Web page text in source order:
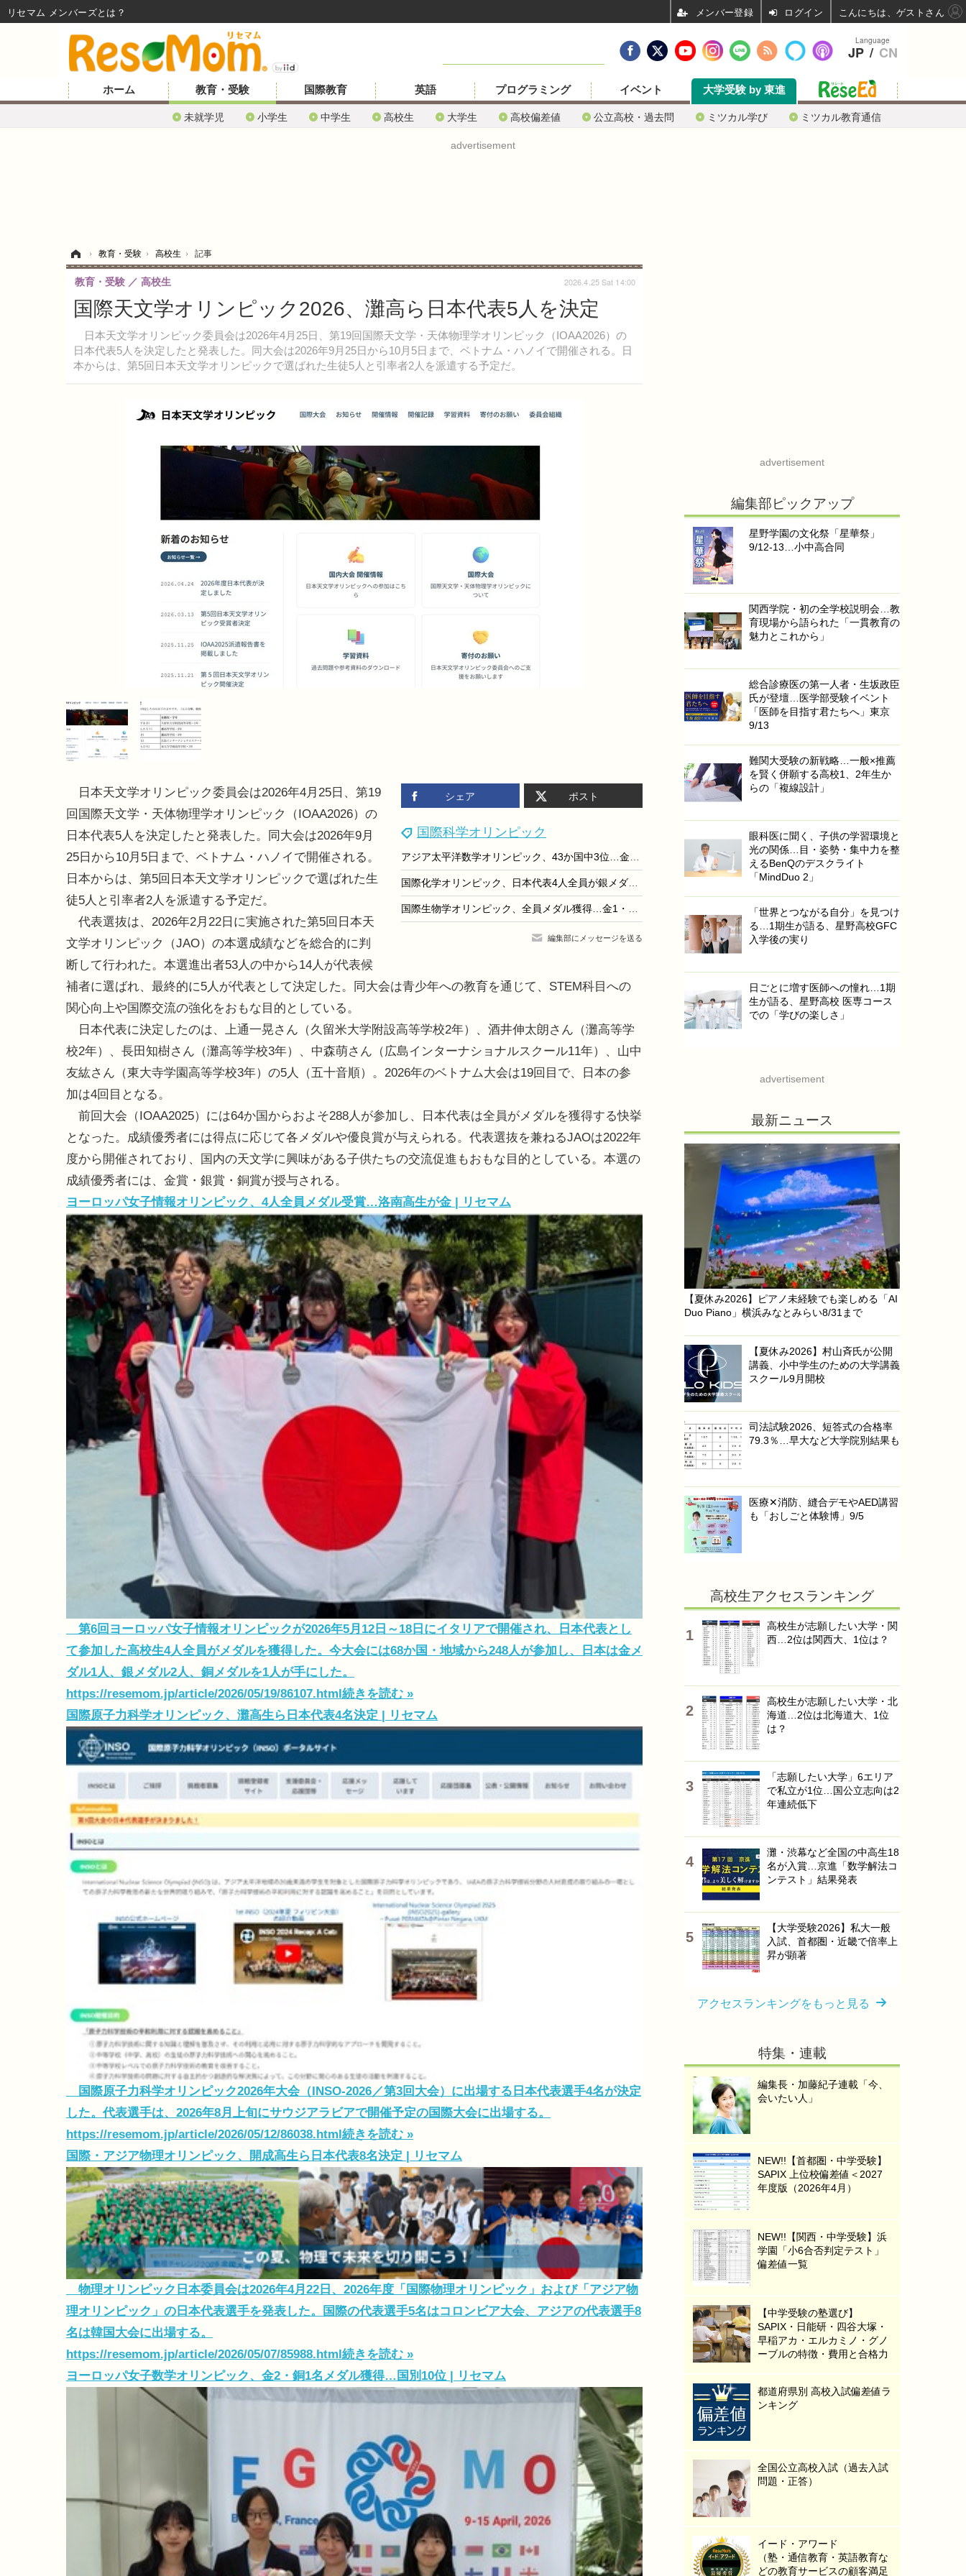
ホーム 教育・受験
未就学児 小学生 中学生 高校生 大学生 高校偏差値 公立高校・過去問 ミツカル学び ミツカル教育通信
国際教育 英語 プログラミング イベント 大学受験 by 東進
advertisement
› 教育・受験 › 高校生 › 記事
国際天文学オリンピック2026、灘高ら日本代表5人を決定
日本天文学オリンピック委員会は2026年4月25日、第19回国際天文学・天体物理学オリンピック（IOAA2026）の
日本代表5人を決定したと発表した。同大会は2026年9月25日から10月5日まで、ベトナム・ハノイで開催される。日
本からは、第5回日本天文学オリンピックで選ばれた生徒5人と引率者2人を派遣する予定だ。
教育・受験 高校生 2026.4.25 Sat 14:00
シェア ポスト
国際科学オリンピック
アジア太平洋数学オリンピック、43か国中3位…金1・銀2・銅4名
国際化学オリンピック、日本代表4人全員が銀メダル獲得
国際生物学オリンピック、全員メダル獲得…金1・銀2・銅1
編集部にメッセージを送る
日本天文学オリンピック委員会は2026年4月25日、第19
回国際天文学・天体物理学オリンピック（IOAA2026）の
日本代表5人を決定したと発表した。同大会は2026年9月
25日から10月5日まで、ベトナム・ハノイで開催される。
日本からは、第5回日本天文学オリンピックで選ばれた生
徒5人と引率者2人を派遣する予定だ。
代表選抜は、2026年2月22日に実施された第5回日本天
文学オリンピック（JAO）の本選成績などを総合的に判
断して行われた。本選進出者53人の中から14人が代表候
補者に選ばれ、最終的に5人が代表として決定した。同大会は青少年への教育を通じて、STEM科目への
関心向上や国際交流の強化をおもな目的としている。
日本代表に決定したのは、上通一晃さん（久留米大学附設高等学校2年）、酒井伸太朗さん（灘高等学
校2年）、長田知樹さん（灘高等学校3年）、中森萌さん（広島インターナショナルスクール11年）、山中
友紘さん（東大寺学園高等学校3年）の5人（五十音順）。2026年のベトナム大会は19回目で、日本の参
加は4回目となる。
前回大会（IOAA2025）には64か国からおよそ288人が参加し、日本代表は全員がメダルを獲得する快挙
となった。成績優秀者には得点に応じて各メダルや優良賞が与えられる。代表選抜を兼ねるJAOは2022年
度から開催されており、国内の天文学に興味がある子供たちの交流促進もおもな目的としている。本選の
成績優秀者には、金賞・銀賞・銅賞が授与される。
ヨーロッパ女子情報オリンピック、4人全員メダル受賞…洛南高生が金 | リセマム
第6回ヨーロッパ女子情報オリンピックが2026年5月12日～18日にイタリアで開催され、日本代表とし
て参加した高校生4人全員がメダルを獲得した。今大会には68か国・地域から248人が参加し、日本は金メ
ダル1人、銀メダル2人、銅メダルを1人が手にした。
https://resemom.jp/article/2026/05/19/86107.html続きを読む »
国際原子力科学オリンピック、灘高生ら日本代表4名決定 | リセマム
国際原子力科学オリンピック2026年大会（INSO-2026／第3回大会）に出場する日本代表選手4名が決定
した。代表選手は、2026年8月上旬にサウジアラビアで開催予定の国際大会に出場する。
https://resemom.jp/article/2026/05/12/86038.html続きを読む »
国際・アジア物理オリンピック、開成高生ら日本代表8名決定 | リセマム
物理オリンピック日本委員会は2026年4月22日、2026年度「国際物理オリンピック」および「アジア物
理オリンピック」の日本代表選手を発表した。国際の代表選手5名はコロンビア大会、アジアの代表選手8
名は韓国大会に出場する。
https://resemom.jp/article/2026/05/07/85988.html 続きを読む »
ヨーロッパ女子数学オリンピック、金2・銅1名メダル獲得…国別10位 | リセマム
advertisement
編集部ピックアップ
星野学園の文化祭「星華祭」
9/12-13…小中高合同
関西学院・初の全学校説明会…教
育現場から語られた「一貫教育の
魅力とこれから」
総合診療医の第一人者・生坂政臣
氏が登壇…医学部受験イベント
「医師を目指す君たちへ」東京
9/13
難関大受験の新戦略…一般×推薦
を賢く併願する高校1、2年生か
らの「複線設計」
眼科医に聞く、子供の学習環境と
光の関係…目・姿勢・集中力を整
えるBenQのデスクライト
「MindDuo 2」
「世界とつながる自分」を見つけ
る…1期生が語る、星野高校GFC
入学後の実り
日ごとに増す医師への憧れ…1期
生が語る、星野高校 医専コース
での「学びの楽しさ」
advertisement
最新ニュース
【夏休み2026】ピアノ未経験でも楽しめる「AI
Duo Piano」横浜みなとみらい8/31まで
【夏休み2026】村山斉氏が公開
講義、小中学生のための大学講義
スクール9月開校
司法試験2026、短答式の合格率
79.3％…早大など大学院別結果も
医療✕消防、縫合デモやAED講習
も「おしごと体験博」9/5
高校生アクセスランキング
高校生が志願したい大学・関
西…2位は関西大、1位は？
高校生が志願したい大学・北
海道…2位は北海道大、1位
は？
「志願したい大学」6エリア
で私立が1位…国公立志向は2
年連続低下
灘・渋幕など全国の中高生18
名が入賞…京進「数学解法コ
ンテスト」結果発表
【大学受験2026】私大一般
入試、首都圏・近畿で倍率上
昇が顕著
アクセスランキングをもっと見る
特集・連載
編集長・加藤紀子連載「今、
会いたい人」
NEW!!【首都圏・中学受験】
SAPIX 上位校偏差値＜2027
年度版（2026年4月）
NEW!!【関西・中学受験】浜
学園「小6合否判定テスト」
偏差値一覧
【中学受験の塾選び】
SAPIX・日能研・四谷大塚・
早稲アカ・エルカミノ・グノ
ーブルの特徴・費用と合格力
都道府県別 高校入試偏差値ラ
ンキング
全国公立高校入試（過去入試
問題・正答）
イード・アワード
（塾・通信教育・英語教育な
どの教育サービスの顧客満足
Language
JP / CN
リセマム メンバーズ ログイン こんにちは、ゲストさん